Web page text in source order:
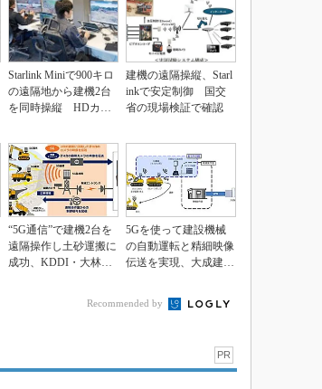
Starlink Miniで900キロ
の遠隔地から建機2台
を同時操縦 HDカメ
建機の遠隔操縦、Starl
inkで安定制御 国交
省の現場検証で確認
“5G通信”で建機2台を
遠隔操作し土砂運搬に
成功、KDDI・大林
5Gを使って建設機械
の自動運転と精細映像
伝送を実現、大成建設
Recommended by
PR